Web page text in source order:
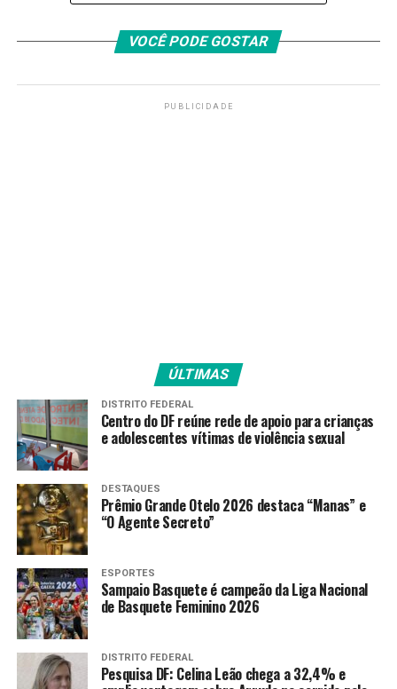
aumentar a segurança nas ruas da capital e
alcoolizado ou sem habilitação.
VOCÊ PODE GOSTAR
PUBLICIDADE
ÚLTIMAS
DISTRITO FEDERAL
Centro do DF reúne rede de apoio para crianças
e adolescentes vítimas de violência sexual
DESTAQUES
Prêmio Grande Otelo 2026 destaca “Manas” e
“O Agente Secreto”
ESPORTES
Sampaio Basquete é campeão da Liga Nacional
de Basquete Feminino 2026
DISTRITO FEDERAL
Pesquisa DF: Celina Leão chega a 32,4% e